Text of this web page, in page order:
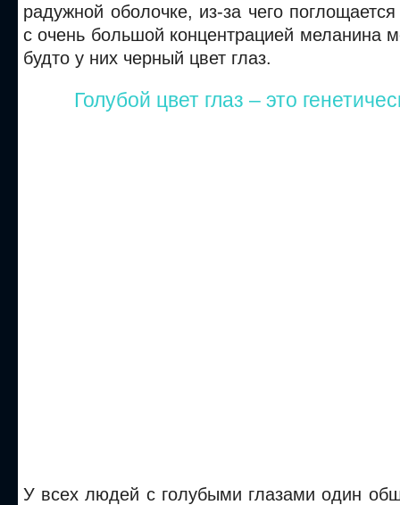
радужной оболочке, из-за чего
с очень большой концентрацией меланина
будто у них черный цвет глаз.
Голубой цвет глаз – это
У всех людей с голубыми глазами один